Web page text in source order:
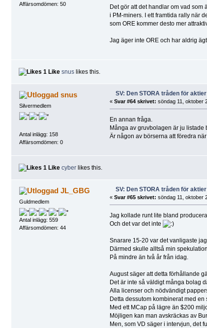
Affärsomdömen: 50
Det gör att det handlar om vad som
i PM-miners. I ett framtida rally när
som ORE kommer desto mer
Jag äger inte ORE och har aldrig
1 Like snuslikes this.
snus
Silvermedlem
Antal inlägg: 158
Affärsomdömen: 0
SV: Den STORA tråden för
« Svar #64 skrivet: söndag 11, oktober
En annan fråga.
Många av gruvbolagen är ju listade
Är någon av börserna att föredra
1 Like cyberlikes this.
JL_GBG
Guldmedlem
Antal inlägg: 559
Affärsomdömen: 44
SV: Den STORA tråden för
« Svar #65 skrivet: söndag 11, oktober
Jag kollade runt lite bland
Och det var det inte
Snarare 15-20 var det vanligaste
Därmed skulle alltså min
På mindre än två år från idag.
August säger att detta förhållande
Det är inte så väldigt många bolag
Alla licenser och nödvändigt
Detta dessutom kombinerat med
Med ett MCap på lägre än $200
Möjligen kan man avskräckas av
Men, som VD säger i intervjun, det